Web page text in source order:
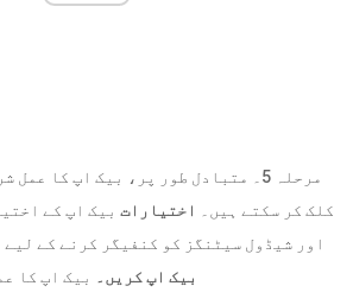
مرحلہ 5۔ متبادل طور پر، بیک اپ کا
کلک کر سکتے ہیں۔ اختیارات بیک اپ کے
اور شیڈول سیٹنگز کو کنفیگر کرنے کے لیے
بیک اپ کریں۔ بیک اپ کا